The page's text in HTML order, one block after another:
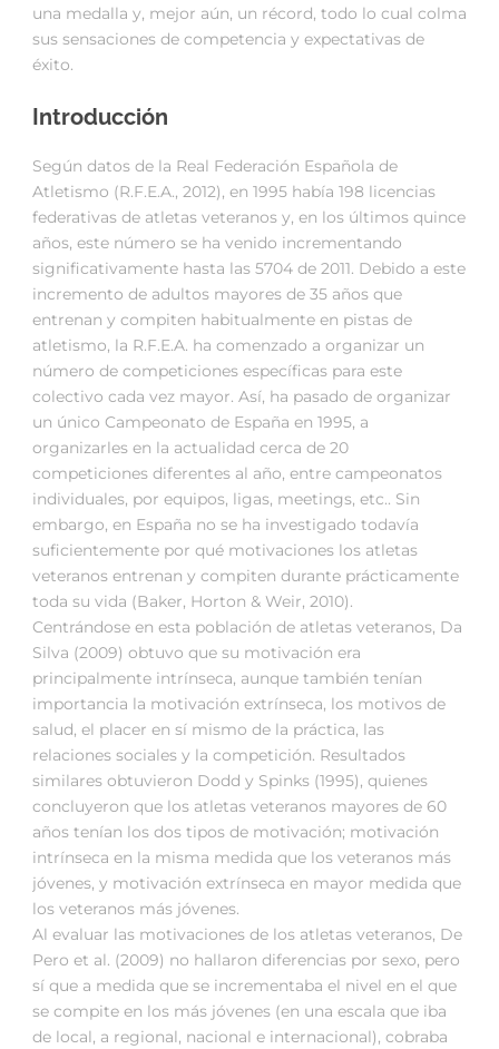
una medalla y, mejor aún, un récord, todo lo cual colma
sus sensaciones de competencia y expectativas de
éxito.
Introducción
Según datos de la Real Federación Española de
Atletismo (R.F.E.A., 2012), en 1995 había 198 licencias
federativas de atletas veteranos y, en los últimos quince
años, este número se ha venido incrementando
significativamente hasta las 5704 de 2011. Debido a este
incremento de adultos mayores de 35 años que
entrenan y compiten habitualmente en pistas de
atletismo, la R.F.E.A. ha comenzado a organizar un
número de competiciones específicas para este
colectivo cada vez mayor. Así, ha pasado de organizar
un único Campeonato de España en 1995, a
organizarles en la actualidad cerca de 20
competiciones diferentes al año, entre campeonatos
individuales, por equipos, ligas, meetings, etc.. Sin
embargo, en España no se ha investigado todavía
suficientemente por qué motivaciones los atletas
veteranos entrenan y compiten durante prácticamente
toda su vida (Baker, Horton & Weir, 2010).
Centrándose en esta población de atletas veteranos, Da
Silva (2009) obtuvo que su motivación era
principalmente intrínseca, aunque también tenían
importancia la motivación extrínseca, los motivos de
salud, el placer en sí mismo de la práctica, las
relaciones sociales y la competición. Resultados
similares obtuvieron Dodd y Spinks (1995), quienes
concluyeron que los atletas veteranos mayores de 60
años tenían los dos tipos de motivación; motivación
intrínseca en la misma medida que los veteranos más
jóvenes, y motivación extrínseca en mayor medida que
los veteranos más jóvenes.
Al evaluar las motivaciones de los atletas veteranos, De
Pero et al. (2009) no hallaron diferencias por sexo, pero
sí que a medida que se incrementaba el nivel en el que
se compite en los más jóvenes (en una escala que iba
de local, a regional, nacional e internacional), cobraba